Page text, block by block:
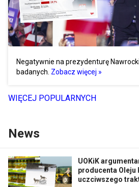
Negatywnie na prezydenturę
badanych. Zobacz więcej »
WIĘCEJ POPULARNYCH
News
UOKiK
producenta Oleju
uczciwszego